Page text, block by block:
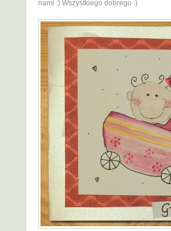
nami :) Wszystkiego dobrego :)